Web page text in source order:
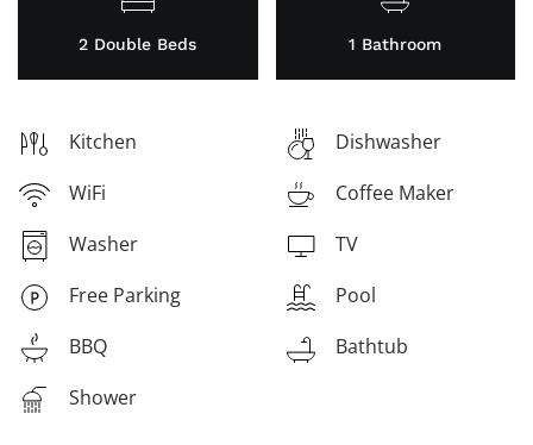
2 Double Beds 1 Bathroom
Kitchen
Dishwasher
WiFi
Coffee Maker
Washer
TV
Free Parking
Pool
BBQ
Bathtub
Shower